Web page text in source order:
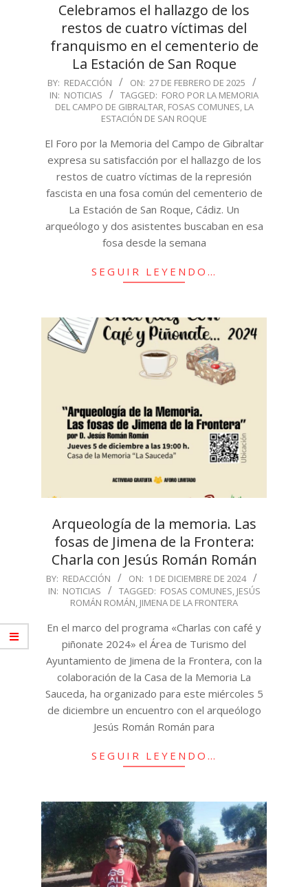
Celebramos el hallazgo de los
restos de cuatro víctimas del
franquismo en el cementerio de
La Estación de San Roque
2025-
02-
BY: REDACCIÓN ON: 27 DE FEBRERO DE 2025
IN: NOTICIAS TAGGED: FORO POR LA MEMORIA
DEL CAMPO DE GIBRALTAR, FOSAS COMUNES, LA
ESTACIÓN DE SAN ROQUE
El Foro por la Memoria del Campo de Gibraltar
expresa su satisfacción por el hallazgo de los
restos de cuatro víctimas de la represión
fascista en una fosa común del cementerio de
La Estación de San Roque, Cádiz. Un
arqueólogo y dos asistentes buscaban en esa
fosa desde la semana
SEGUIR LEYENDO…
Arqueología de la memoria. Las
fosas de Jimena de la Frontera:
Charla con Jesús Román Román
2024-
12-
BY: REDACCIÓN ON: 1 DE DICIEMBRE DE 2024
IN: NOTICIAS TAGGED: FOSAS COMUNES, JESÚS
ROMÁN ROMÁN, JIMENA DE LA FRONTERA
En el marco del programa «Charlas con café y
piñonate 2024» el Área de Turismo del
Ayuntamiento de Jimena de la Frontera, con la
colaboración de la Casa de la Memoria La
Sauceda, ha organizado para este miércoles 5
de diciembre un encuentro con el arqueólogo
Jesús Román Román para
SEGUIR LEYENDO…